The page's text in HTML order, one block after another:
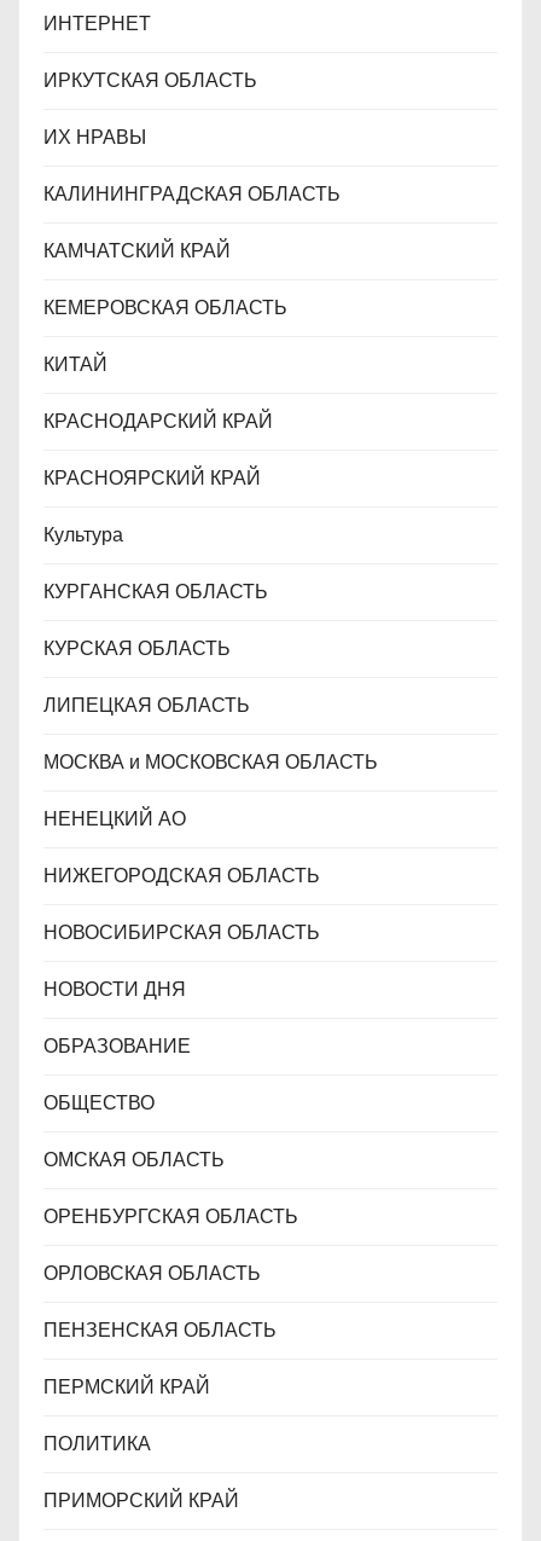
ИНТЕРНЕТ
ИРКУТСКАЯ ОБЛАСТЬ
ИХ НРАВЫ
КАЛИНИНГРАДCКАЯ ОБЛАСТЬ
КАМЧАТСКИЙ КРАЙ
КЕМЕРОВСКАЯ ОБЛАСТЬ
КИТАЙ
КРАСНОДАРСКИЙ КРАЙ
КРАСНОЯРСКИЙ КРАЙ
Культура
КУРГАНСКАЯ ОБЛАСТЬ
КУРСКАЯ ОБЛАСТЬ
ЛИПЕЦКАЯ ОБЛАСТЬ
МОСКВА и МОСКОВСКАЯ ОБЛАСТЬ
НЕНЕЦКИЙ АО
НИЖЕГОРОДСКАЯ ОБЛАСТЬ
НОВОСИБИРСКАЯ ОБЛАСТЬ
НОВОСТИ ДНЯ
ОБРАЗОВАНИЕ
ОБЩЕСТВО
ОМСКАЯ ОБЛАСТЬ
ОРЕНБУРГСКАЯ ОБЛАСТЬ
ОРЛОВСКАЯ ОБЛАСТЬ
ПЕНЗЕНСКАЯ ОБЛАСТЬ
ПЕРМСКИЙ КРАЙ
ПОЛИТИКА
ПРИМОРСКИЙ КРАЙ